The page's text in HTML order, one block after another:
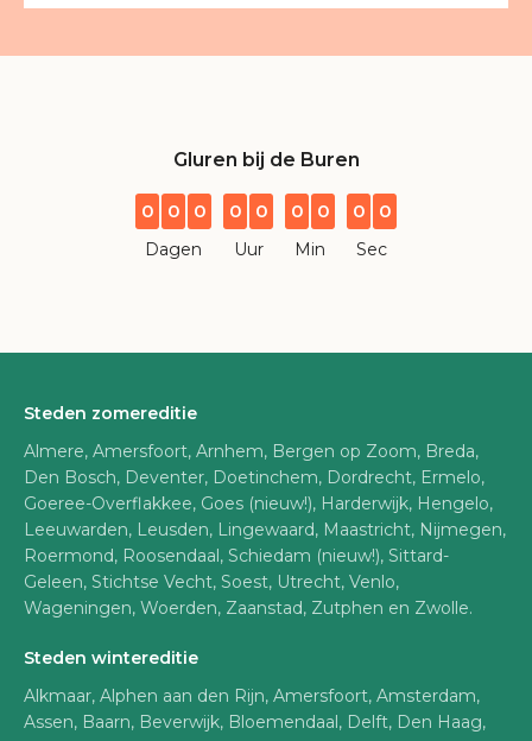
Gluren bij de Buren
0 0 0
Dagen
0 0
Uur
0 0
Min
0 0
Sec
Steden zomereditie
Almere, Amersfoort, Arnhem, Bergen op Zoom, Breda,
Den Bosch, Deventer, Doetinchem, Dordrecht, Ermelo,
Goeree-Overflakkee, Goes (nieuw!), Harderwijk, Hengelo,
Leeuwarden, Leusden, Lingewaard, Maastricht, Nijmegen,
Roermond, Roosendaal, Schiedam (nieuw!), Sittard-
Geleen, Stichtse Vecht, Soest, Utrecht, Venlo,
Wageningen, Woerden, Zaanstad, Zutphen en Zwolle.
Steden wintereditie
Alkmaar, Alphen aan den Rijn, Amersfoort, Amsterdam,
Assen, Baarn, Beverwijk, Bloemendaal, Delft, Den Haag,